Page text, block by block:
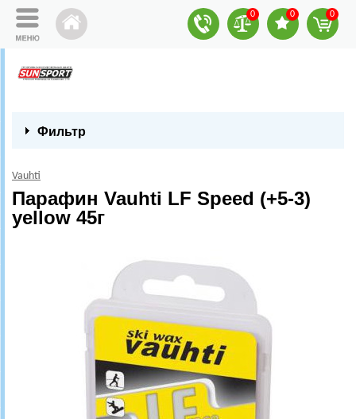
0 0 0
Фильтр
Vauhti
Парафин Vauhti LF Speed (+5-3)
yellow 45г